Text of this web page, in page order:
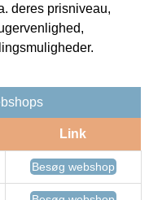
deres prisniveau,
Link
Besøg webshop